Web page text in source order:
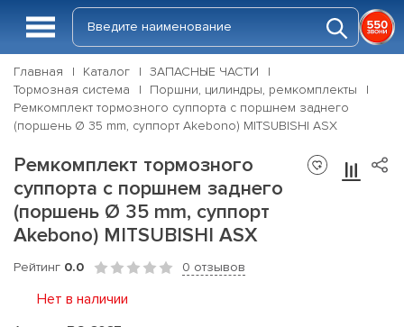
Главная Каталог
ЗАПАСНЫЕ ЧАСТИ
Тормозная система
Поршни, цилиндры, ремкомплекты
Ремкомплект тормозного суппорта с поршнем заднего
(поршень Ø 35 mm, суппорт Akebono) MITSUBISHI ASX
Ремкомплект тормозного
суппорта с поршнем заднего
(поршень Ø 35 mm, суппорт
Akebono) MITSUBISHI ASX
Рейтинг 0.0 0 отзывов
Нет в наличии